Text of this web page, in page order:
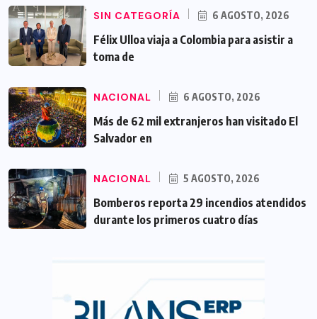
SIN CATEGORÍA 6 AGOSTO, 2026
Félix Ulloa viaja a Colombia para asistir a
toma de
NACIONAL 6 AGOSTO, 2026
Más de 62 mil extranjeros han visitado El
Salvador en
NACIONAL 5 AGOSTO, 2026
Bomberos reporta 29 incendios atendidos
durante los primeros cuatro días